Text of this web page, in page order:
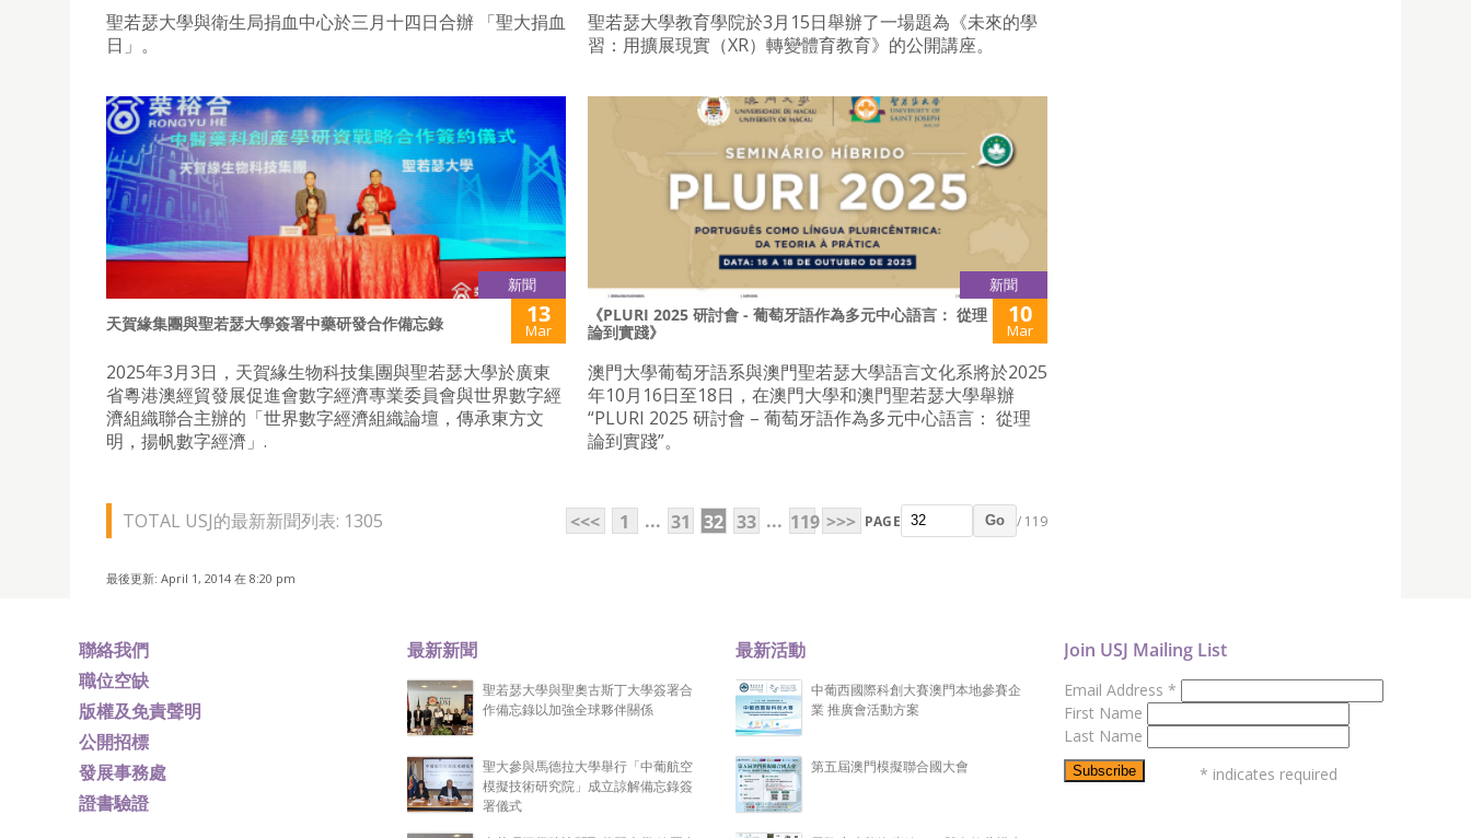
聖若瑟大學與衛生局捐血中心於三月十四日合辦 「聖大捐血
日」。
聖若瑟大學教育學院於3月15日舉辦了一場題為《未來的學
習：用擴展現實（XR）轉變體育教育》的公開講座。
新聞
天賀緣集團與聖若瑟大學簽署中藥研發合作備忘錄 13
Mar
2025年3月3日，天賀緣生物科技集團與聖若瑟大學於廣東
省粵港澳經貿發展促進會數字經濟專業委員會與世界數字經
濟組織聯合主辦的「世界數字經濟組織論壇，傳承東方文
明，揚帆數字經濟」.
新聞
《PLURI 2025 研討會 - 葡萄牙語作為多元中心語言： 從理
論到實踐》
10
Mar
澳門大學葡萄牙語系與澳門聖若瑟大學語言文化系將於2025
年10月16日至18日，在澳門大學和澳門聖若瑟大學舉辦
“PLURI 2025 研討會 – 葡萄牙語作為多元中心語言： 從理
論到實踐”。
TOTAL USJ的最新新聞列表: 1305 <<< 1 ... 31 32 33 ... 119 >>> PAGE Go / 119
最後更新: April 1, 2014 在 8:20 pm
聯絡我們
職位空缺
版權及免責聲明
公開招標
發展事務處
證書驗證
最新新聞
聖若瑟大學與聖奧古斯丁大學簽署合
作備忘錄以加強全球夥伴關係
聖大參與馬德拉大學舉行「中葡航空
模擬技術研究院」成立諒解備忘錄簽
署儀式
最新活動
中葡西國際科創大賽澳門本地參賽企
業 推廣會活動方案
第五屆澳門模擬聯合國大會
Join USJ Mailing List
Email Address *
First Name
Last Name
* indicates required